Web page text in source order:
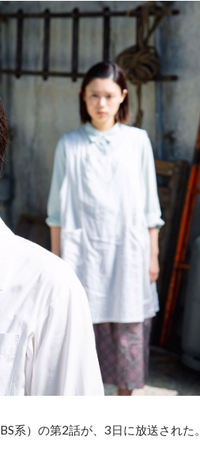
系）の第2話が、3日に放送された。